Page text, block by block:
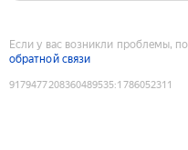
Если у вас возникли проблемы,
обратной связи
9179477208360489535:1786052311